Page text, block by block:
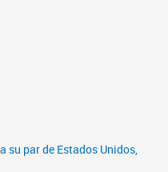
su par de Estados Unidos,